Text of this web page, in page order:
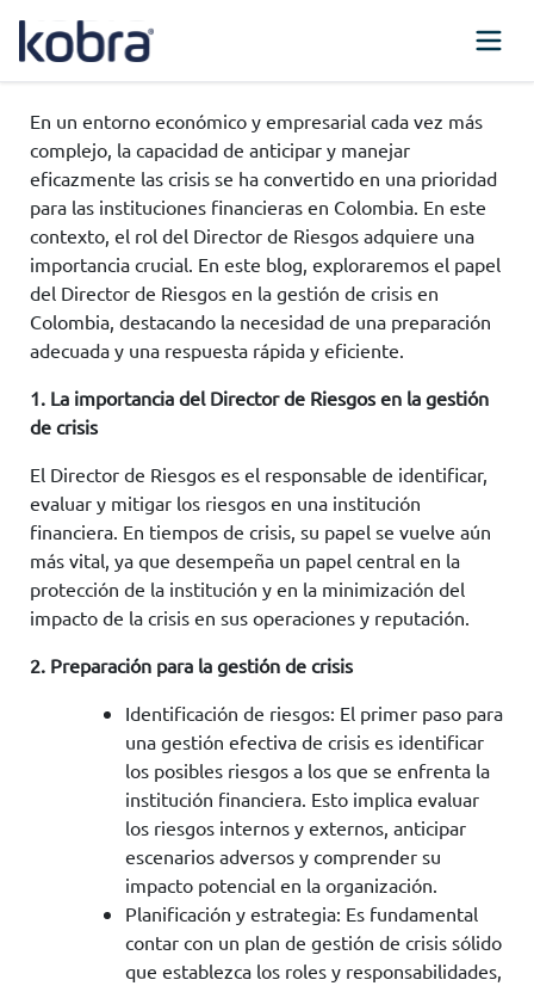
En un entorno económico y empresarial cada vez más
complejo, la capacidad de anticipar y manejar
eficazmente las crisis se ha convertido en una prioridad
para las instituciones financieras en Colombia. En este
contexto, el rol del Director de Riesgos adquiere una
importancia crucial. En este blog, exploraremos el papel
del Director de Riesgos en la gestión de crisis en
Colombia, destacando la necesidad de una preparación
adecuada y una respuesta rápida y eficiente.
1. La importancia del Director de Riesgos en la gestión
de crisis
El Director de Riesgos es el responsable de identificar,
evaluar y mitigar los riesgos en una institución
financiera. En tiempos de crisis, su papel se vuelve aún
más vital, ya que desempeña un papel central en la
protección de la institución y en la minimización del
impacto de la crisis en sus operaciones y reputación.
2. Preparación para la gestión de crisis
Identificación de riesgos: El primer paso para
una gestión efectiva de crisis es identificar
los posibles riesgos a los que se enfrenta la
institución financiera. Esto implica evaluar
los riesgos internos y externos, anticipar
escenarios adversos y comprender su
impacto potencial en la organización.
Planificación y estrategia: Es fundamental
contar con un plan de gestión de crisis sólido
que establezca los roles y responsabilidades,